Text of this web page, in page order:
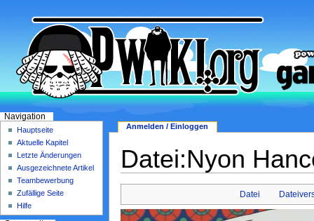
Datei:Nyon
Datei
Anmelden / Einloggen
Navigation
Hauptseite
Aktuelle Kapitel
Letzte Änderungen
Ausgezeichnete Artikel
Teambewerbung
Zufällige Seite
Hilfe